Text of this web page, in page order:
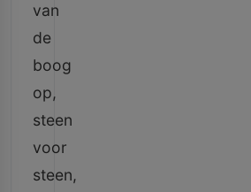
van
de
boog
op,
steen
voor
steen,